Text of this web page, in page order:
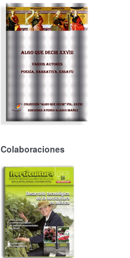
Colaboraciones